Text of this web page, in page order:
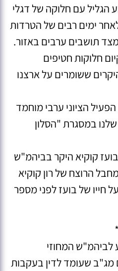
הגליל עם חלוקה של דגלי
ימים רבים של הטרדות
מצד תושבים ערבים באזור.
חלוקות חטיפים
ששומרים על ארצנו
הפעיל הציוני ערבי מוחמד
במסגרת "הסלון
קוקיא היקר בביהמ"ש
הרוצח של רון קוקיא
חייו של בועז לפני מספר
חמישי 14.07 נגיע לביהמ"ש המחוזי
מג"ב שעומד לדין בעקבות